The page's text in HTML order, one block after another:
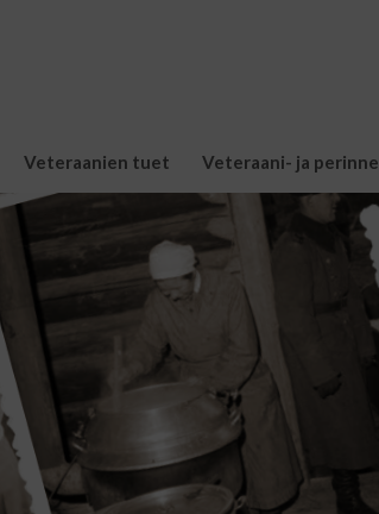
Veteraanien tuet Veteraani- ja